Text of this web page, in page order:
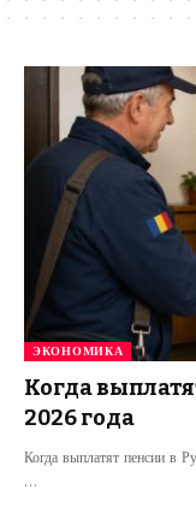
ЭКОНОМИКА
Когда
2026 года
Когда выплатят пенсии в
…